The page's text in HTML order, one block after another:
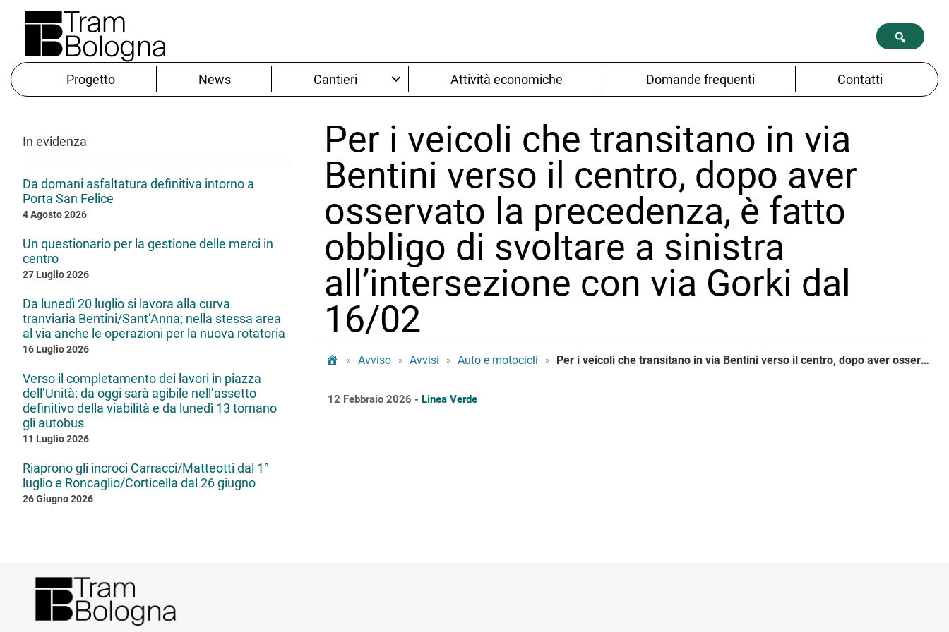
Progetto News Cantieri Attività economiche Domande frequenti Contatti
In evidenza
Da domani asfaltatura definitiva intorno a
Porta San Felice
4 Agosto 2026
Un questionario per la gestione delle merci in
centro
27 Luglio 2026
Da lunedì 20 luglio si lavora alla curva
tranviaria Bentini/Sant’Anna; nella stessa area
al via anche le operazioni per la nuova rotatoria
16 Luglio 2026
Verso il completamento dei lavori in piazza
dell’Unità: da oggi sarà agibile nell’assetto
definitivo della viabilità e da lunedì 13 tornano
gli autobus
11 Luglio 2026
Riaprono gli incroci Carracci/Matteotti dal 1°
luglio e Roncaglio/Corticella dal 26 giugno
26 Giugno 2026
Per i veicoli che transitano in via
Bentini verso il centro, dopo aver
osservato la precedenza, è fatto
obbligo di svoltare a sinistra
all’intersezione con via Gorki dal
16/02
Tram Bologna
» Avviso » Avvisi » Auto e motocicli » Per i veicoli che transitano in via Bentini verso il centro, dopo aver osservato la precedenza, è fatto obbligo di svoltare a sinistra all’intersezione con via Gorki dal 16/02
12 Febbraio 2026 - Linea Verde